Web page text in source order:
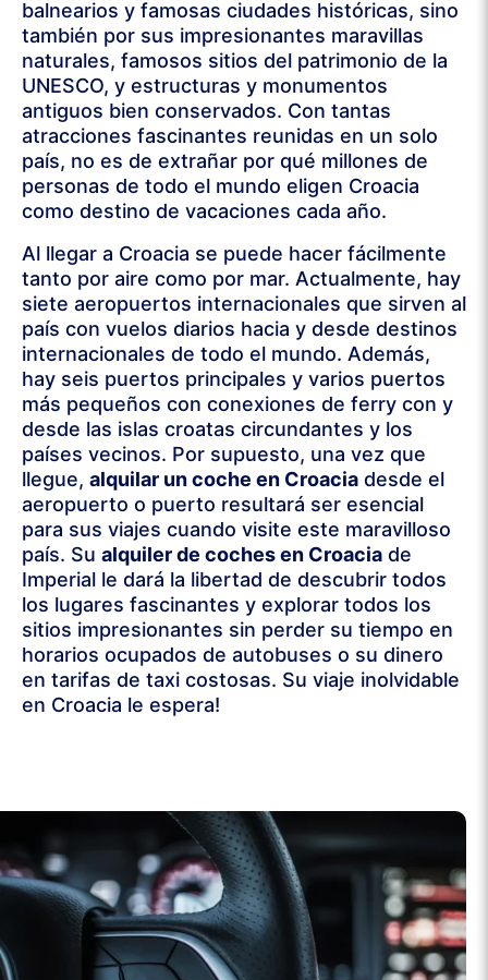
balnearios y famosas ciudades históricas, sino
también por sus impresionantes maravillas
naturales, famosos sitios del patrimonio de la
UNESCO, y estructuras y monumentos
antiguos bien conservados. Con tantas
atracciones fascinantes reunidas en un solo
país, no es de extrañar por qué millones de
personas de todo el mundo eligen Croacia
como destino de vacaciones cada año.
Al llegar a Croacia se puede hacer fácilmente
tanto por aire como por mar. Actualmente, hay
siete aeropuertos internacionales que sirven al
país con vuelos diarios hacia y desde destinos
internacionales de todo el mundo. Además,
hay seis puertos principales y varios puertos
más pequeños con conexiones de ferry con y
desde las islas croatas circundantes y los
países vecinos. Por supuesto, una vez que
llegue, alquilar un coche en Croacia desde el
aeropuerto o puerto resultará ser esencial
para sus viajes cuando visite este maravilloso
país. Su alquiler de coches en Croacia de
Imperial le dará la libertad de descubrir todos
los lugares fascinantes y explorar todos los
sitios impresionantes sin perder su tiempo en
horarios ocupados de autobuses o su dinero
en tarifas de taxi costosas. Su viaje inolvidable
en Croacia le espera!